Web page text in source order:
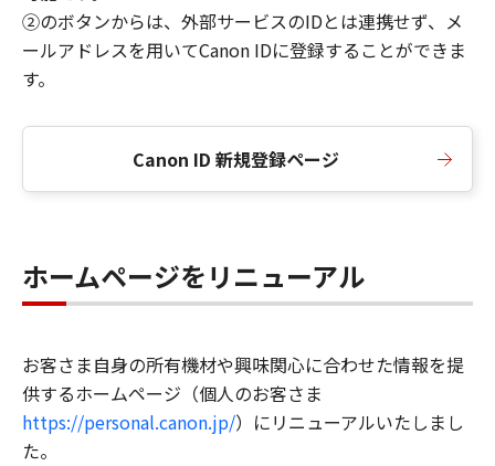
②のボタンからは、外部サービスのIDとは連携せず、メ
ールアドレスを用いてCanon IDに登録することができま
す。
Canon ID 新規登録ページ
ホームページをリニューアル
お客さま自身の所有機材や興味関心に合わせた情報を提
供するホームページ（個人のお客さま
https://personal.canon.jp/）にリニューアルいたしまし
た。